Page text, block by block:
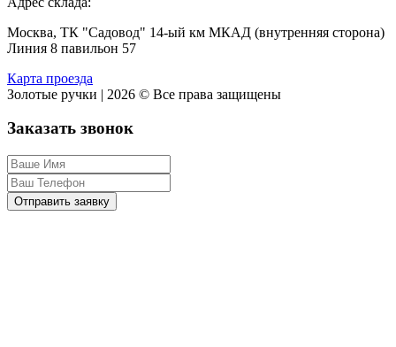
Москва, ТК "Садовод" 14-ый км МКАД (внутренняя сторона)
Линия 8 павильон 57
Карта проезда
Золотые ручки | 2026 © Все права защищены
Заказать звонок
Отправить заявку